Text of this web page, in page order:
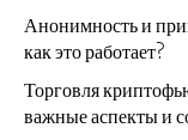
Анонимность и
как это работает?
Торговля
важные аспекты и